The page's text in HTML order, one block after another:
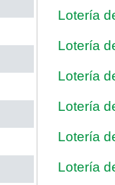
Lotería
Lotería
Lotería
Lotería
Lotería
Lotería